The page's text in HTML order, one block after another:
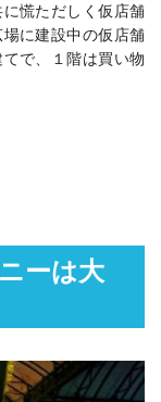
慌ただしく仮店舗
に建設中の仮店舗
で、１階は買い物
ーは大